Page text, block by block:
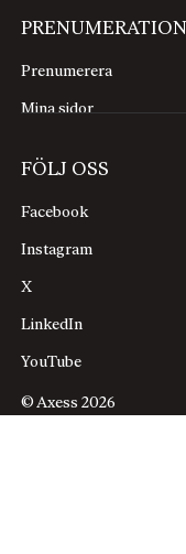
PRENUMERATION
Prenumerera
Mina sidor
FÖLJ OSS
Facebook
Instagram
X
LinkedIn
YouTube
© Axess 2026